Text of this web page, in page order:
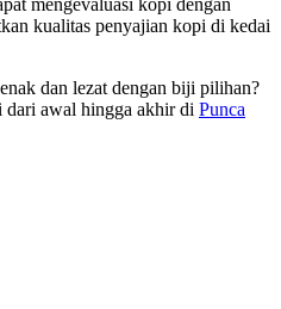
kualitas penyajian kopi di kedai
dan lezat dengan biji pilihan?
dari awal hingga akhir di Punca